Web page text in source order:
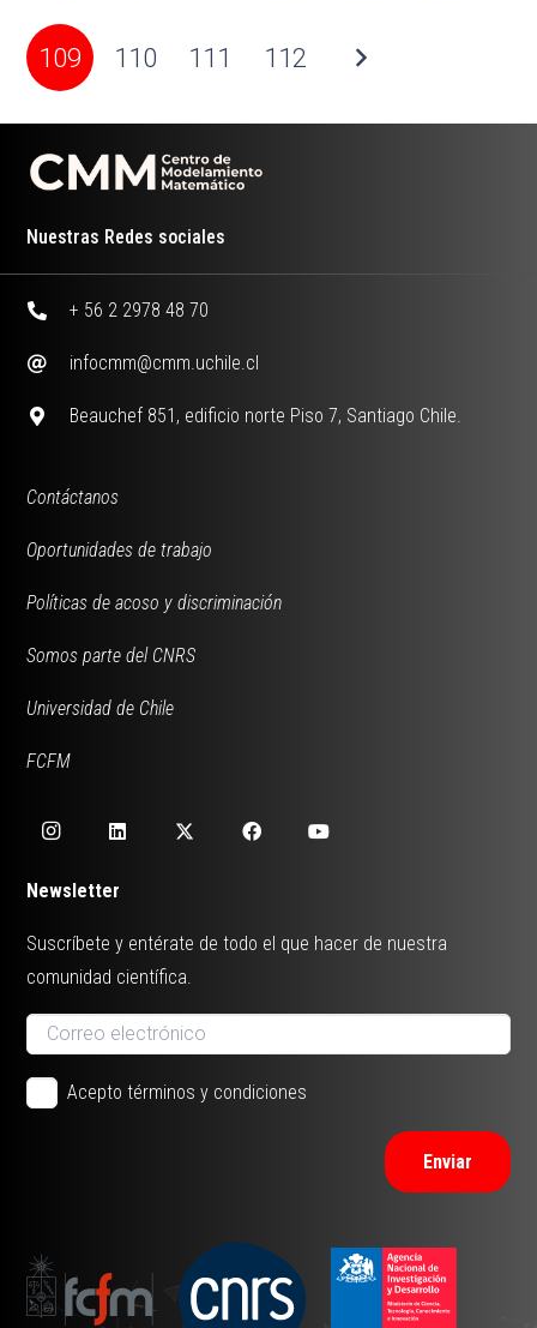
109 110 111 112
Nuestras Redes sociales
+ 56 2 2978 48 70
infocmm@cmm.uchile.cl
Beauchef 851, edificio norte Piso 7, Santiago Chile.
Contáctanos
Oportunidades de trabajo
Políticas de acoso y discriminación
Somos parte del CNRS
Universidad de Chile
FCFM
Newsletter
Suscríbete y entérate de todo el que hacer de nuestra
comunidad científica.
Acepto términos y condiciones
Enviar